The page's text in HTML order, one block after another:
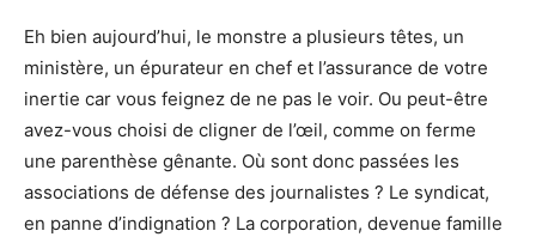
Eh bien aujourd’hui, le monstre a plusieurs têtes, un
ministère, un épurateur en chef et l’assurance de votre
inertie car vous feignez de ne pas le voir. Ou peut-être
avez-vous choisi de cligner de l’œil, comme on ferme
une parenthèse gênante. Où sont donc passées les
associations de défense des journalistes ? Le syndicat,
en panne d’indignation ? La corporation, devenue famille